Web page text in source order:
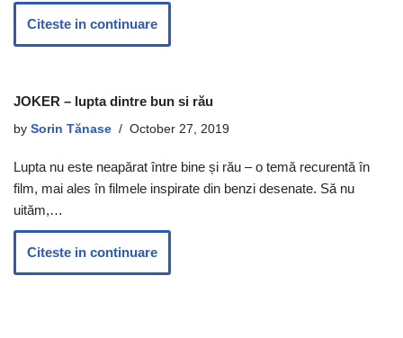
Citeste in continuare
JOKER – lupta dintre bun si rău
by Sorin Tănase October 27, 2019
Lupta nu este neapărat între bine și rău – o temă recurentă în
film, mai ales în filmele inspirate din benzi desenate. Să nu
uităm,…
Citeste in continuare